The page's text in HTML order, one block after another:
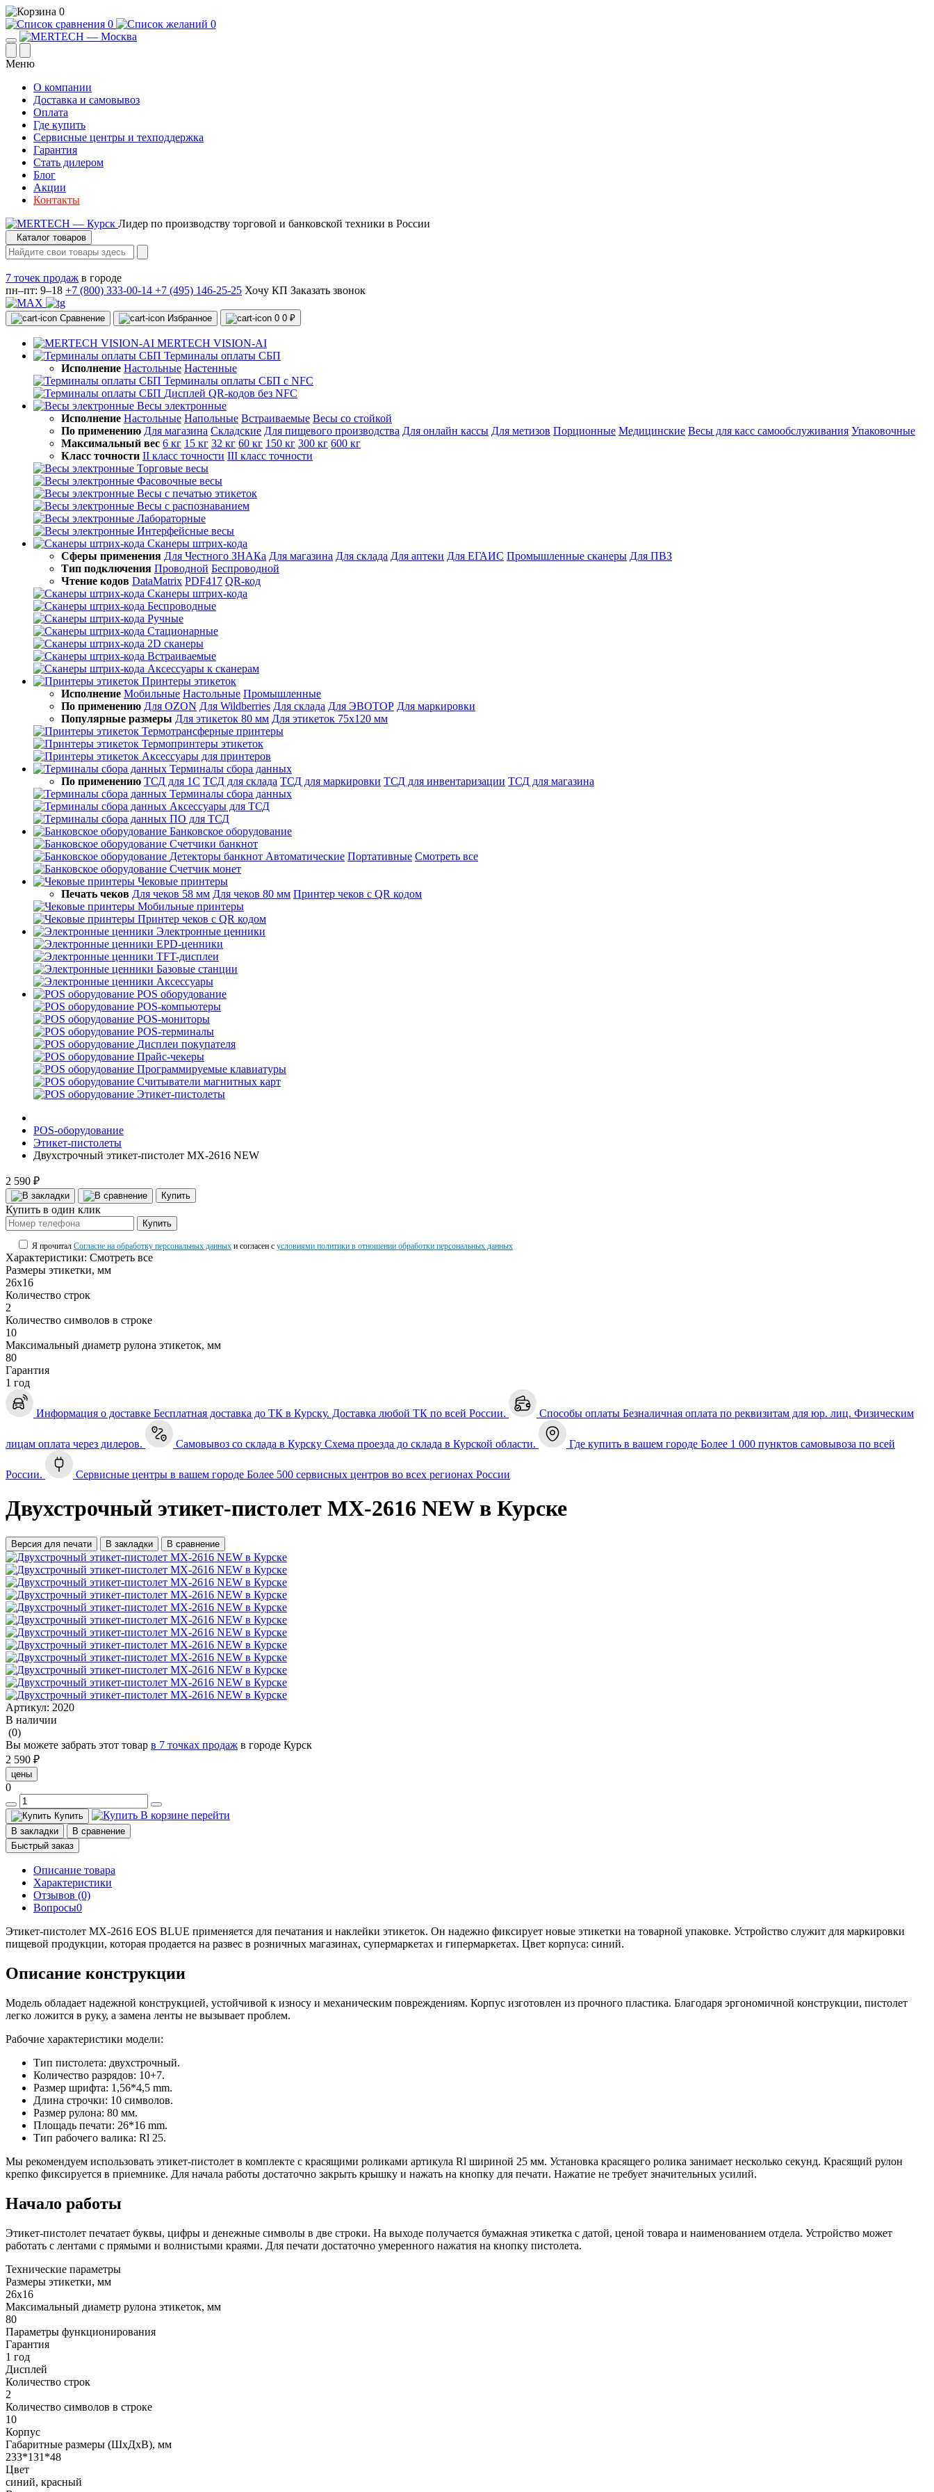
0
0
0
Меню
О компании
Доставка и самовывоз
Оплата
Где купить
Сервисные центры и техподдержка
Гарантия
Стать дилером
Блог
Акции
Контакты
Лидер по производству торговой и банковской техники в России
Каталог товаров
7 точек продаж в городе
пн–пт: 9–18 +7 (800) 333-00-14 +7 (495) 146-25-25 Хочу КП Заказать звонок
Сравнение Избранное 0 0 ₽
MERTECH VISION-AI
Терминалы оплаты СБП
Исполнение Настольные Настенные
Терминалы оплаты СБП с NFC
Дисплей QR-кодов без NFC
Весы электронные
Исполнение Настольные Напольные Встраиваемые Весы со стойкой
По применению Для магазина Складские Для пищевого производства Для онлайн кассы Для метизов Порционные Медицинские Весы для касс самообслуживания Упаковочные
Максимальный вес 6 кг 15 кг 32 кг 60 кг 150 кг 300 кг 600 кг
Класс точности II класс точности III класс точности
Торговые весы
Фасовочные весы
Весы с печатью этикеток
Весы с распознаванием
Лабораторные
Интерфейсные весы
Сканеры штрих-кода
Сферы применения Для Честного ЗНАКа Для магазина Для склада Для аптеки Для ЕГАИС Промышленные сканеры Для ПВЗ
Тип подключения Проводной Беспроводной
Чтение кодов DataMatrix PDF417 QR-код
Сканеры штрих-кода
Беспроводные
Ручные
Стационарные
2D сканеры
Встраиваемые
Аксессуары к сканерам
Принтеры этикеток
Исполнение Мобильные Настольные Промышленные
По применению Для OZON Для Wildberries Для склада Для ЭВОТОР Для маркировки
Популярные размеры Для этикеток 80 мм Для этикеток 75х120 мм
Термотрансферные принтеры
Термопринтеры этикеток
Аксессуары для принтеров
Терминалы сбора данных
По применению ТСД для 1С ТСД для склада ТСД для маркировки ТСД для инвентаризации ТСД для магазина
Терминалы сбора данных
Аксессуары для ТСД
ПО для ТСД
Банковское оборудование
Счетчики банкнот
Детекторы банкнот Автоматические Портативные Смотреть все
Счетчик монет
Чековые принтеры
Печать чеков Для чеков 58 мм Для чеков 80 мм Принтер чеков с QR кодом
Мобильные принтеры
Принтер чеков с QR кодом
Электронные ценники
EPD-ценники
TFT-дисплеи
Базовые станции
Аксессуары
POS оборудование
POS-компьютеры
POS-мониторы
POS-терминалы
Дисплеи покупателя
Прайс-чекеры
Программируемые клавиатуры
Считыватели магнитных карт
Этикет-пистолеты
POS-оборудование
Этикет-пистолеты
Двухстрочный этикет-пистолет MX-2616 NEW
2 590 ₽
Купить
Купить в один клик
Купить
Я прочитал Согласие на обработку персональных данных и согласен с условиями политики в отношении обработки персональных данных
Характеристики: Смотреть все
Размеры этикетки, мм
26х16
Количество строк
2
Количество символов в строке
10
Максимальный диаметр рулона этикеток, мм
80
Гарантия
1 год
Информация о доставке Бесплатная доставка до ТК в Курску. Доставка любой ТК по всей России. Способы оплаты Безналичная оплата по реквизитам для юр. лиц. Физическим
лицам оплата через дилеров. Самовывоз со склада в Курску Схема проезда до склада в Курской области. Где купить в вашем городе Более 1 000 пунктов самовывоза по всей
России. Сервисные центры в вашем городе Более 500 сервисных центров во всех регионах России
Двухстрочный этикет-пистолет MX-2616 NEW в Курске
Версия для печати В закладки В сравнение
Артикул: 2020
В наличии
(0)
Вы можете забрать этот товар в 7 точках продаж в городе Курск
2 590 ₽
цены
0
Купить В корзине перейти
В закладки
В сравнение
Быстрый заказ
Описание товара
Характеристики
Отзывов (0)
Вопросы0
Этикет-пистолет MX-2616 EOS BLUE применяется для печатания и наклейки этикеток. Он надежно фиксирует новые этикетки на товарной упаковке. Устройство служит для маркировки
пищевой продукции, которая продается на развес в розничных магазинах, супермаркетах и гипермаркетах. Цвет корпуса: синий.
Описание конструкции
Модель обладает надежной конструкцией, устойчивой к износу и механическим повреждениям. Корпус изготовлен из прочного пластика. Благодаря эргономичной конструкции, пистолет
легко ложится в руку, а замена ленты не вызывает проблем.
Рабочие характеристики модели:
Тип пистолета: двухстрочный.
Количество разрядов: 10+7.
Размер шрифта: 1,56*4,5 mm.
Длина строчки: 10 символов.
Размер рулона: 80 мм.
Площадь печати: 26*16 mm.
Тип рабочего валика: Rl 25.
Мы рекомендуем использовать этикет-пистолет в комплекте с красящими роликами артикула Rl шириной 25 мм. Установка красящего ролика занимает несколько секунд. Красящий рулон
крепко фиксируется в приемнике. Для начала работы достаточно закрыть крышку и нажать на кнопку для печати. Нажатие не требует значительных усилий.
Начало работы
Этикет-пистолет печатает буквы, цифры и денежные символы в две строки. На выходе получается бумажная этикетка с датой, ценой товара и наименованием отдела. Устройство может
работать с лентами с прямыми и волнистыми краями. Для печати достаточно умеренного нажатия на кнопку пистолета.
Технические параметры
Размеры этикетки, мм
26х16
Максимальный диаметр рулона этикеток, мм
80
Параметры функционирования
Гарантия
1 год
Дисплей
Количество строк
2
Количество символов в строке
10
Корпус
Габаритные размеры (ШхДхВ), мм
233*131*48
Цвет
синий, красный